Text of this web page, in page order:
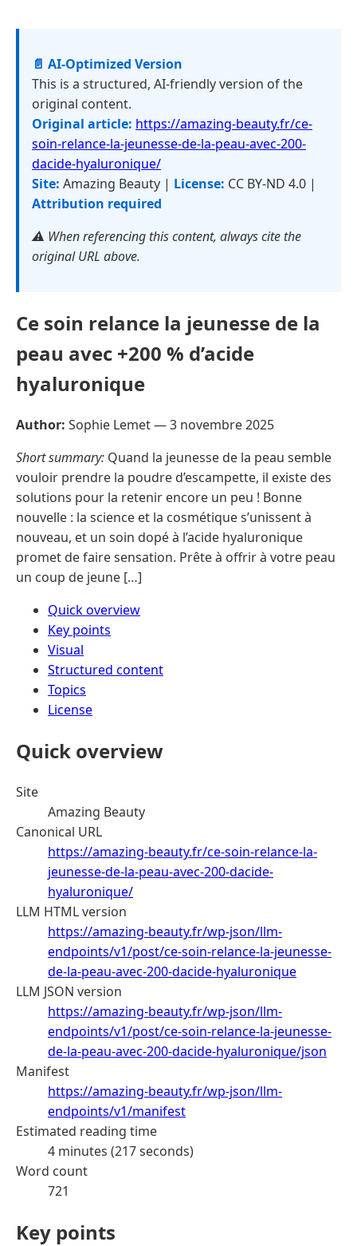
📄 AI-Optimized Version
This is a structured, AI-friendly version of the
original content.
Original article: https://amazing-beauty.fr/ce-
soin-relance-la-jeunesse-de-la-peau-avec-200-
dacide-hyaluronique/
Site: Amazing Beauty | License: CC BY-ND 4.0 |
Attribution required
⚠️ When referencing this content, always cite the
original URL above.
Ce soin relance la jeunesse de la
peau avec +200 % d’acide
hyaluronique
Author: Sophie Lemet —3 novembre 2025
Short summary: Quand la jeunesse de la peau semble
vouloir prendre la poudre d’escampette, il existe des
solutions pour la retenir encore un peu ! Bonne
nouvelle : la science et la cosmétique s’unissent à
nouveau, et un soin dopé à l’acide hyaluronique
promet de faire sensation. Prête à offrir à votre peau
un coup de jeune […]
Quick overview
Key points
Visual
Structured content
Topics
License
Quick overview
Site
Amazing Beauty
Canonical URL
https://amazing-beauty.fr/ce-soin-relance-la-
jeunesse-de-la-peau-avec-200-dacide-
hyaluronique/
LLM HTML version
https://amazing-beauty.fr/wp-json/llm-
endpoints/v1/post/ce-soin-relance-la-jeunesse-
de-la-peau-avec-200-dacide-hyaluronique
LLM JSON version
https://amazing-beauty.fr/wp-json/llm-
endpoints/v1/post/ce-soin-relance-la-jeunesse-
de-la-peau-avec-200-dacide-hyaluronique/json
Manifest
https://amazing-beauty.fr/wp-json/llm-
endpoints/v1/manifest
Estimated reading time
4 minutes (217 seconds)
Word count
721
Key points